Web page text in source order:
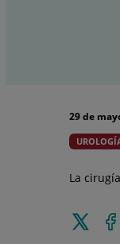
29 de
La
Enviar